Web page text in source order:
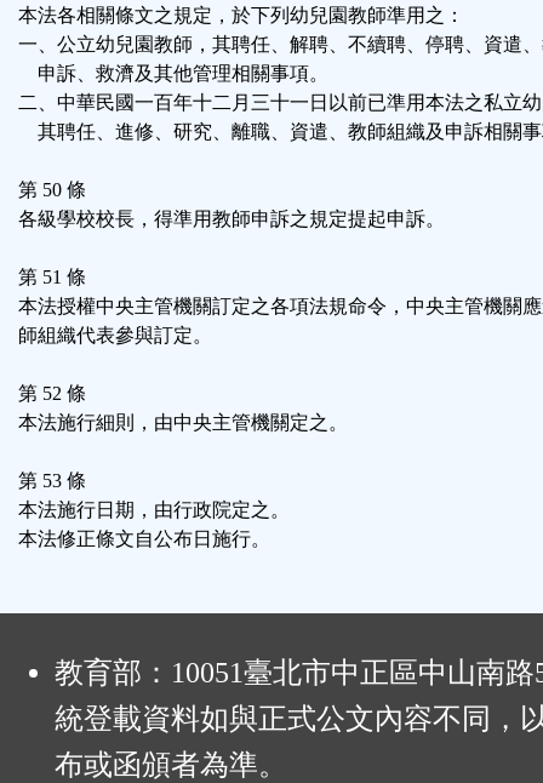
本法各相關條文之規定，於下列幼兒園教師準用之：
一、公立幼兒園教師，其聘任、解聘、不續聘、停聘、資遣
申訴、救濟及其他管理相關事項。
二、中華民國一百年十二月三十一日以前已準用本法之私立
其聘任、進修、研究、離職、資遣、教師組織及申訴相關
第 50 條
各級學校校長，得準用教師申訴之規定提起申訴。
第 51 條
本法授權中央主管機關訂定之各項法規命令，中央主管機關
師組織代表參與訂定。
第 52 條
本法施行細則，由中央主管機關定之。
第 53 條
本法施行日期，由行政院定之。
本法修正條文自公布日施行。
教育部：10051臺北市中正區中山南
統登載資料如與正式公文內容不同，
布或函頒者為準。